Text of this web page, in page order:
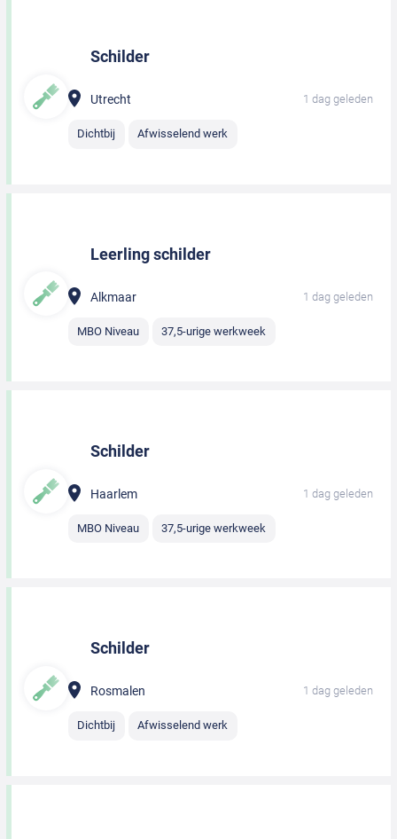
Schilder
Utrecht 1 dag geleden
Dichtbij Afwisselend werk
Leerling schilder
Alkmaar 1 dag geleden
MBO Niveau 37,5-urige werkweek
Schilder
Haarlem 1 dag geleden
MBO Niveau 37,5-urige werkweek
Schilder
Rosmalen 1 dag geleden
Dichtbij Afwisselend werk